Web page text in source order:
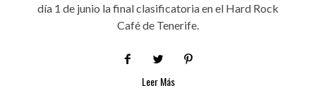
día 1 de junio la final clasificatoria en el Hard Rock
Café de Tenerife.
Leer Más